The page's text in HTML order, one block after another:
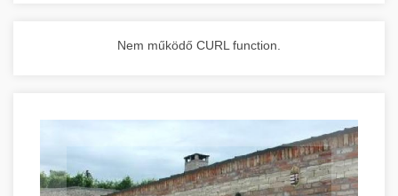
Nem működő CURL function.